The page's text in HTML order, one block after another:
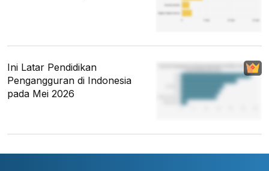
Ini Latar Pendidikan
Pengangguran di Indonesia
pada Mei 2026